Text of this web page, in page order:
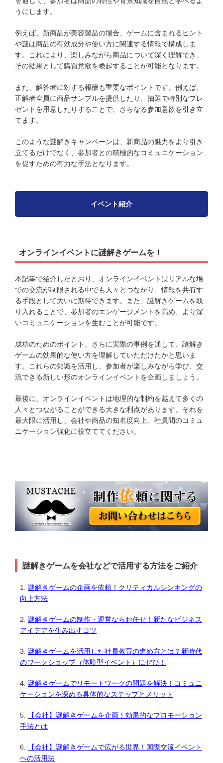
うにします。
例えば、新商品が美容製品の場合、ゲームに含まれるヒント
や謎は商品の有効成分や使い方に関連する情報で構成しま
す。これにより、楽しみながら商品について深く理解でき、
その結果として購買意欲を喚起することが可能となります。
また、解答者に対する報酬も重要なポイントです。例えば、
正解者全員に商品サンプルを提供したり、抽選で特別なプレ
ゼントを用意したりすることで、さらなる参加意欲を引き立
てます。
このような謎解きキャンペーンは、新商品の魅力をより引き
立てるだけでなく、参加者との積極的なコミュニケーション
を促すための有力な手法となります。
イベント紹介
オンラインイベントに謎解きゲームを！
本記事で紹介したとおり、オンラインイベントはリアルな場
での交流が制限される中でも人々とつながり、情報を共有す
る手段として大いに期待できます。また、謎解きゲームを取
り入れることで、参加者のエンゲージメントを高め、より深
いコミュニケーションを生むことが可能です。
成功のためのポイント、さらに実際の事例を通して、謎解き
ゲームの効果的な使い方を理解していただけたかと思いま
す。これらの知識を活用し、参加者が楽しみながら学び、交
流できる新しい形のオンラインイベントを企画しましょう。
最後に、オンラインイベントは地理的な制約を越えて多くの
人々とつながることができる大きな利点があります。それを
最大限に活用し、会社や商品の知名度向上、社員間のコミュ
ニケーション強化に役立ててください。
謎解きゲームを会社などで活用する方法をご紹介
謎解きゲームの企画を依頼！クリティカルシンキングの
向上方法
謎解きゲームの制作・運営ならお任せ！新たなビジネス
アイデアを生み出すコツ
謎解きゲームを活用した社員教育の進め方とは？新時代
のワークショップ（体験型イベント）にぜひ！
謎解きゲームでリモートワークの問題を解決！コミュニ
ケーションを深める具体的なステップとメリット
【会社】謎解きゲームを企画！効果的なプロモーション
手法とは
【会社】謎解きゲームで広がる世界！国際交流イベント
への活用法